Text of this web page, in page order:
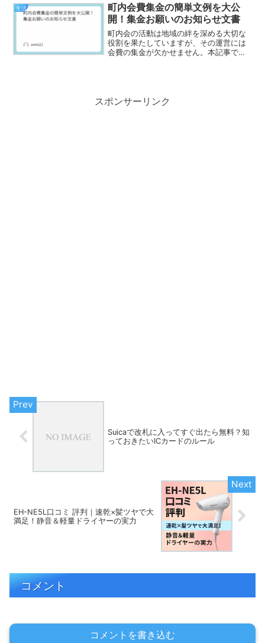
生活
町内会費集金の簡単文例を大公
開！集金お願いのお知らせ文書
町内会の活動は地域の絆を深める大切な
役割を果たしていますが、その運営には
会費の集金が欠かせません。本記事で
スポンサーリンク
Suicaで改札に入ってすぐ出たら無料？知
っておきたいICカードのルール
EH-NE5L口コミ 評判｜速乾×髪ツヤで大
満足！静音＆軽量ドライヤーの実力
コメント
コメントを書き込む